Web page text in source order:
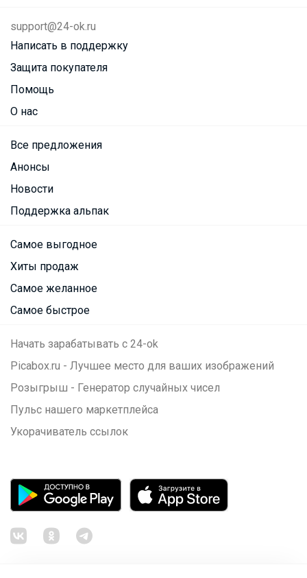
support@24-ok.ru
Написать в поддержку
Защита покупателя
Помощь
О нас
Все предложения
Анонсы
Новости
Поддержка альпак
Самое выгодное
Хиты продаж
Самое желанное
Самое быстрое
Начать зарабатывать с 24-ok
Picabox.ru - Лучшее место для ваших изображений
Розыгрыш - Генератор случайных чисел
Пульс нашего маркетплейса
Укорачиватель ссылок